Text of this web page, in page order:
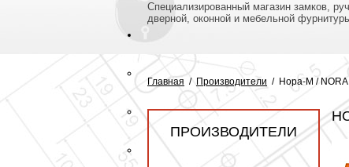
Специализированный магазин замков,
дверной, оконной и мебельной
Главная / Производители / Нора-М /
ПРОИЗВОДИТЕЛИ